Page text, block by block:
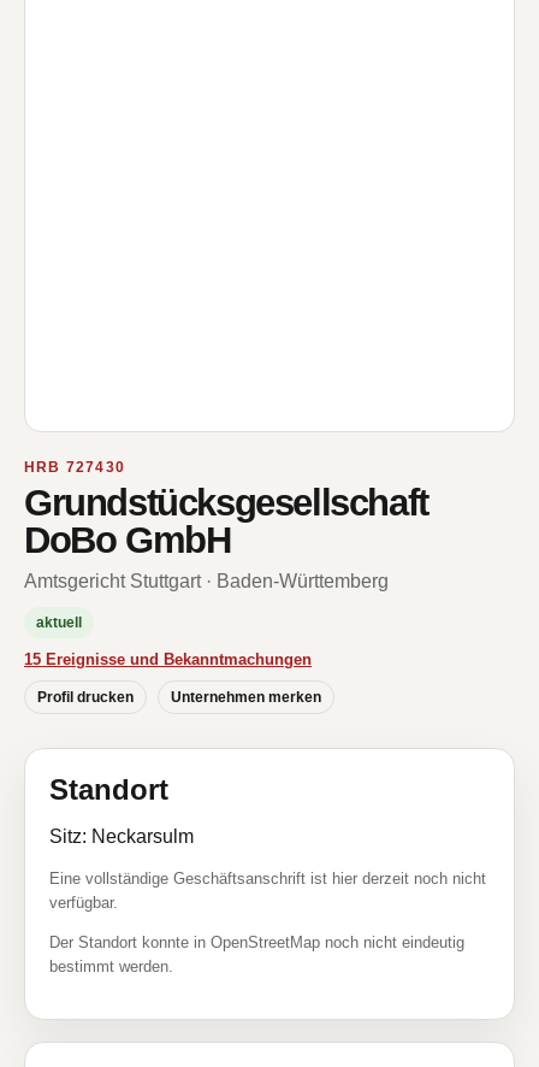
HRB 727430
Grundstücksgesellschaft
DoBo GmbH
Amtsgericht Stuttgart · Baden-Württemberg
aktuell
15 Ereignisse und Bekanntmachungen
Profil drucken Unternehmen merken
Standort
Sitz: Neckarsulm
Eine vollständige Geschäftsanschrift ist hier derzeit noch nicht
verfügbar.
Der Standort konnte in OpenStreetMap noch nicht eindeutig
bestimmt werden.